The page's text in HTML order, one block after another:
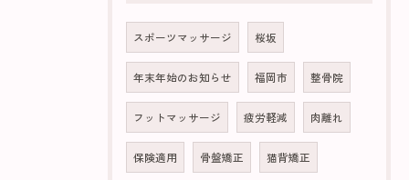
スポーツマッサージ 桜坂
年末年始のお知らせ 福岡市 整骨院
フットマッサージ 疲労軽減 肉離れ
保険適用 骨盤矯正 猫背矯正